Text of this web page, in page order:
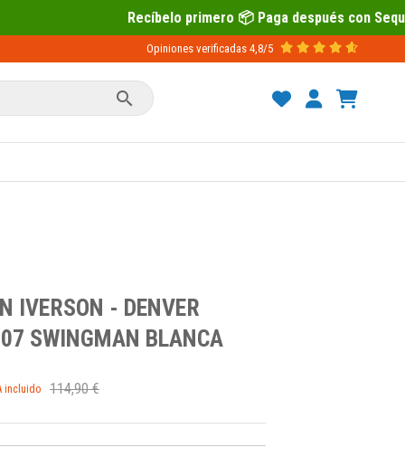
Recíbelo primero 📦 Paga después con Sequra 💶
Opiniones verificadas 4,8/5

IVERSON - DENVER
SWINGMAN BLANCA
incluido 114,90 €